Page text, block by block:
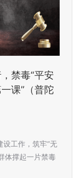
禁毒“平安
课”（普陀
设工作，筑牢“无
体撑起一片禁毒